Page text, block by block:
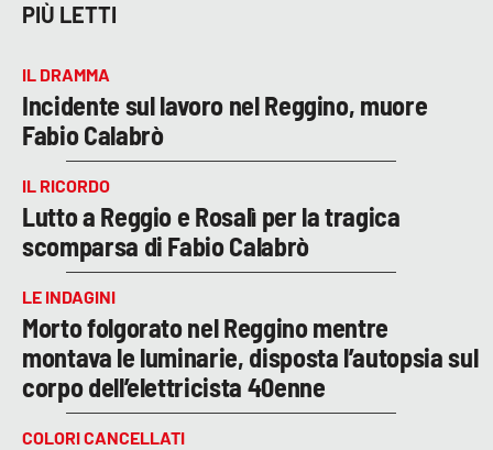
PIÙ LETTI
IL DRAMMA
Incidente sul lavoro nel Reggino, muore
Fabio Calabrò
IL RICORDO
Lutto a Reggio e Rosalì per la tragica
scomparsa di Fabio Calabrò
LE INDAGINI
Morto folgorato nel Reggino mentre
montava le luminarie, disposta l’autopsia sul
corpo dell’elettricista 40enne
COLORI CANCELLATI